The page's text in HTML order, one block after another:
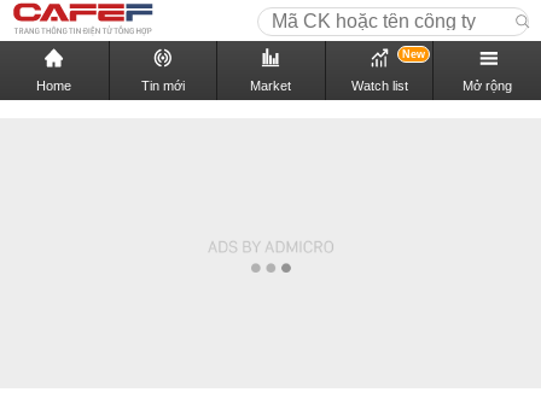
Home Tin mới Market Watch list
New
Mở rộng